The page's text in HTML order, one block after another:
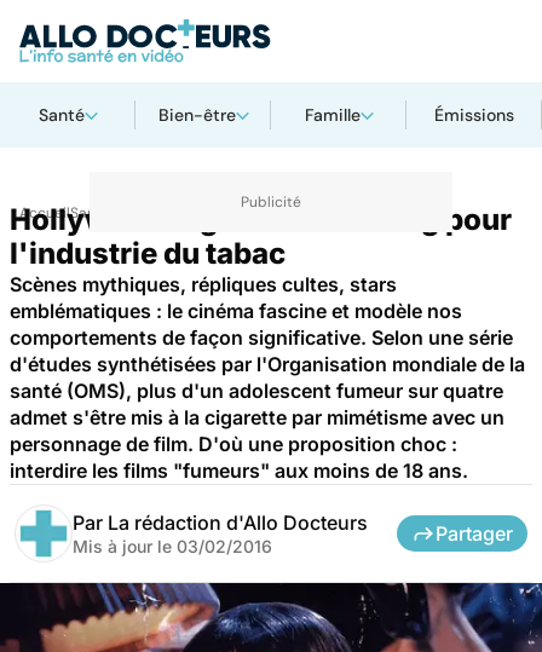
Santé Bien-être Famille Émissions
AccueilSanté
Hollywood organise le casting pour
l'industrie du tabac
Scènes mythiques, répliques cultes, stars
emblématiques : le cinéma fascine et modèle nos
comportements de façon significative. Selon une série
d'études synthétisées par l'Organisation mondiale de la
santé (OMS), plus d'un adolescent fumeur sur quatre
admet s'être mis à la cigarette par mimétisme avec un
personnage de film. D'où une proposition choc :
interdire les films "fumeurs" aux moins de 18 ans.
Par La rédaction d'Allo Docteurs
Mis à jour le 03/02/2016
Partager